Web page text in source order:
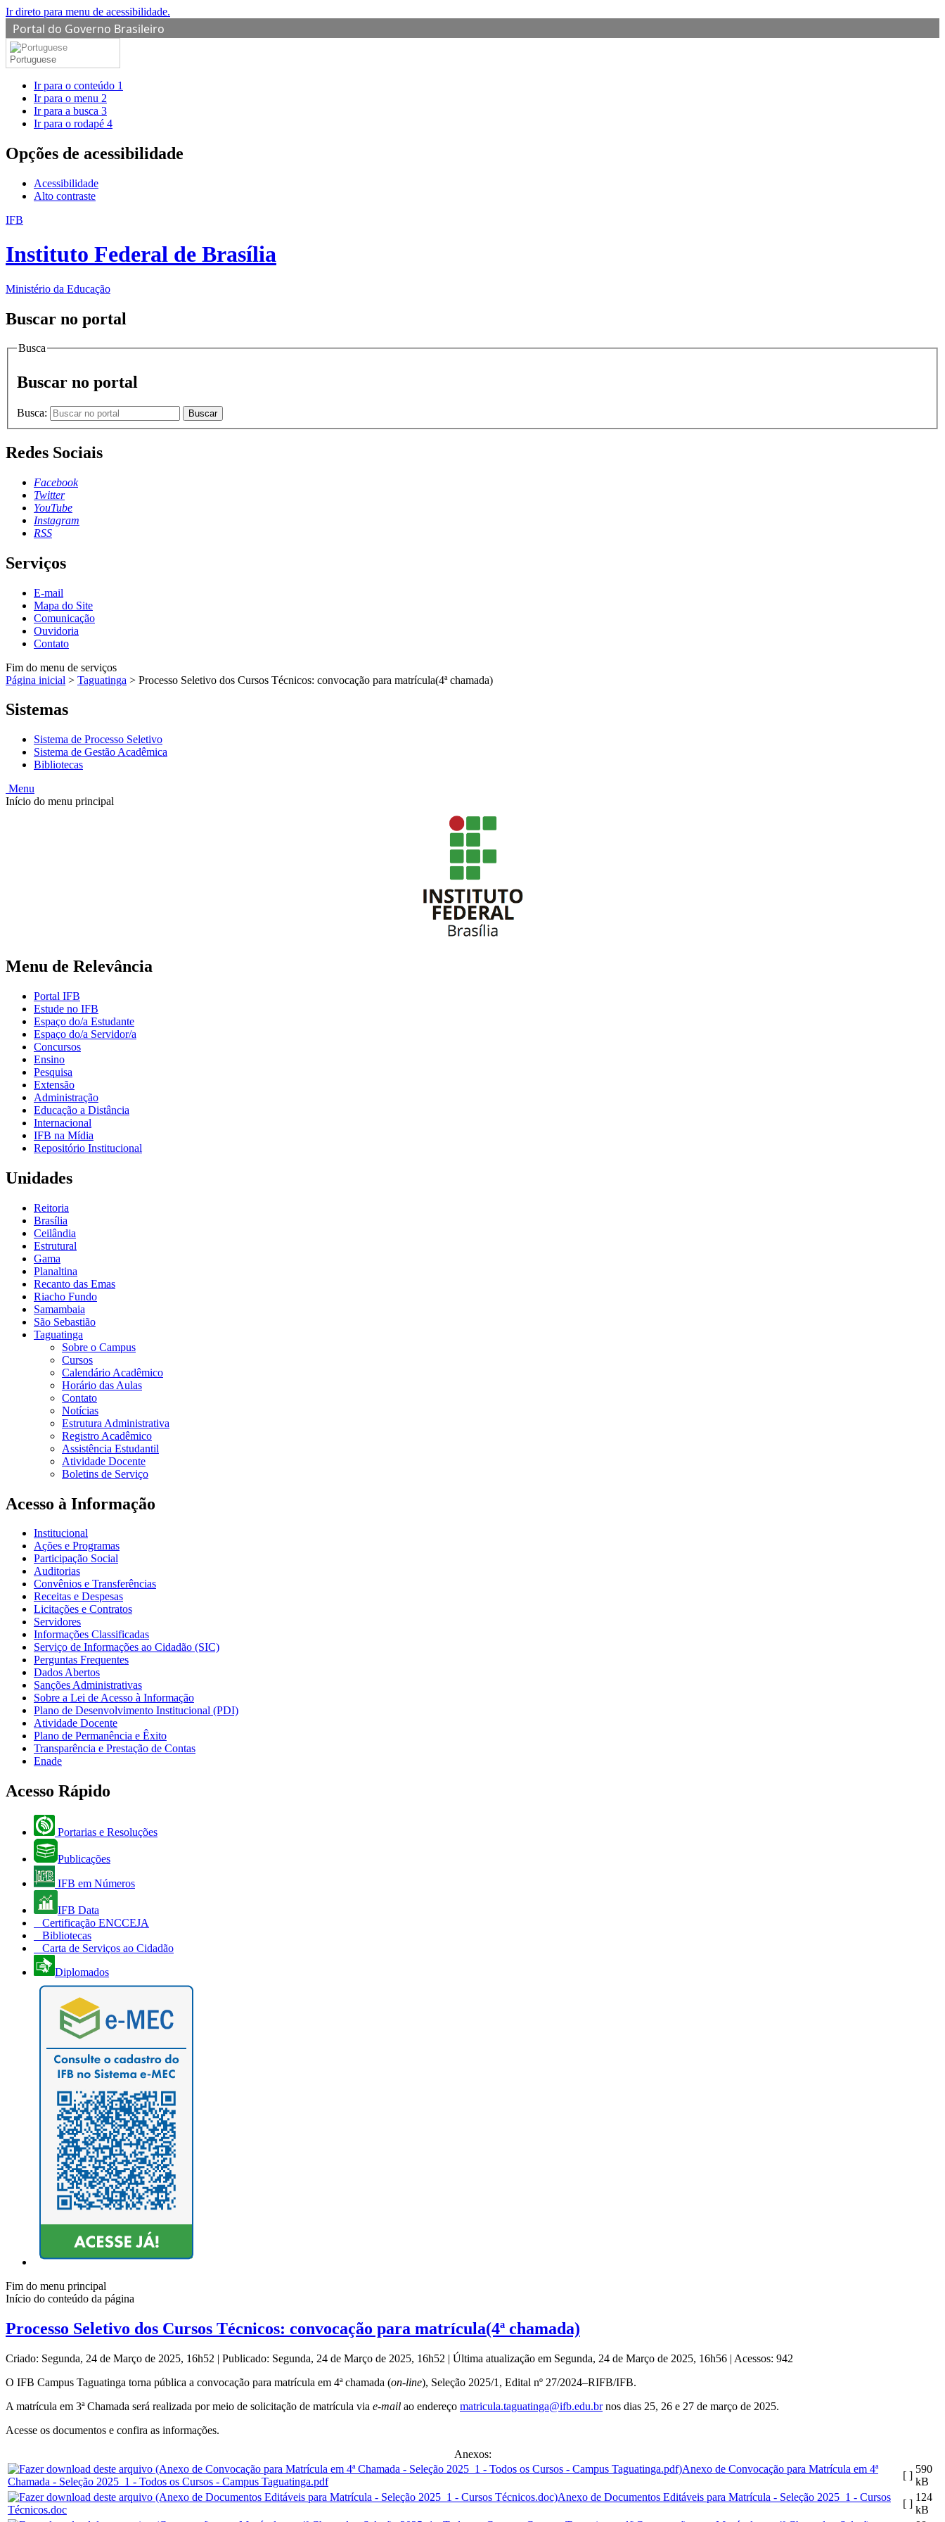
Ir direto para menu de acessibilidade.
Portal do Governo Brasileiro
Portuguese
Ir para o conteúdo 1
Ir para o menu 2
Ir para a busca 3
Ir para o rodapé 4
Opções de acessibilidade
Acessibilidade
Alto contraste
IFB
Instituto Federal de Brasília
Ministério da Educação
Buscar no portal
Busca
Buscar no portal
Busca: Buscar
Redes Sociais
Facebook
Twitter
YouTube
Instagram
RSS
Serviços
E-mail
Mapa do Site
Comunicação
Ouvidoria
Contato
Fim do menu de serviços
Página inicial > Taguatinga > Processo Seletivo dos Cursos Técnicos: convocação para matrícula(4ª chamada)
Sistemas
Sistema de Processo Seletivo
Sistema de Gestão Acadêmica
Bibliotecas
Menu
Início do menu principal
Menu de Relevância
Portal IFB
Estude no IFB
Espaço do/a Estudante
Espaço do/a Servidor/a
Concursos
Ensino
Pesquisa
Extensão
Administração
Educação a Distância
Internacional
IFB na Mídia
Repositório Institucional
Unidades
Reitoria
Brasília
Ceilândia
Estrutural
Gama
Planaltina
Recanto das Emas
Riacho Fundo
Samambaia
São Sebastião
Taguatinga
Sobre o Campus
Cursos
Calendário Acadêmico
Horário das Aulas
Contato
Notícias
Estrutura Administrativa
Registro Acadêmico
Assistência Estudantil
Atividade Docente
Boletins de Serviço
Acesso à Informação
Institucional
Ações e Programas
Participação Social
Auditorias
Convênios e Transferências
Receitas e Despesas
Licitações e Contratos
Servidores
Informações Classificadas
Serviço de Informações ao Cidadão (SIC)
Perguntas Frequentes
Dados Abertos
Sanções Administrativas
Sobre a Lei de Acesso à Informação
Plano de Desenvolvimento Institucional (PDI)
Atividade Docente
Plano de Permanência e Êxito
Transparência e Prestação de Contas
Enade
Acesso Rápido
Portarias e Resoluções
Publicações
IFB em Números
IFB Data
Certificação ENCCEJA
Bibliotecas
Carta de Serviços ao Cidadão
Diplomados
Fim do menu principal
Início do conteúdo da página
Processo Seletivo dos Cursos Técnicos: convocação para matrícula(4ª chamada)
Criado: Segunda, 24 de Março de 2025, 16h52 | Publicado: Segunda, 24 de Março de 2025, 16h52 | Última atualização em Segunda, 24 de Março de 2025, 16h56 | Acessos: 942
O IFB Campus Taguatinga torna pública a convocação para matrícula em 4ª chamada (on-line), Seleção 2025/1, Edital nº 27/2024–RIFB/IFB.
A matrícula em 3ª Chamada será realizada por meio de solicitação de matrícula via e-mail ao endereço matricula.taguatinga@ifb.edu.brnos dias 25, 26 e 27 de março de 2025.
Acesse os documentos e confira as informações.
Anexos:
Anexo de Convocação para Matrícula em 4ª
Chamada - Seleção 2025_1 - Todos os Cursos - Campus Taguatinga.pdf
[ ]
590
kB
Anexo de Documentos Editáveis para Matrícula - Seleção 2025_1 - Cursos
Técnicos.doc
[ ]
124
kB